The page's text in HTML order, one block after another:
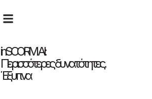
Ενδυναμώνουμε τους εκπαιδευτές.
τους εκπαιδευόμενους.